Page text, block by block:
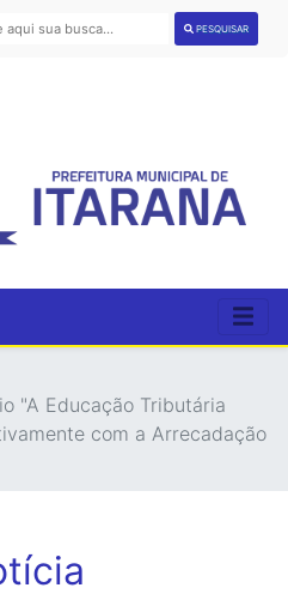
PESQUISAR
"A Educação Tributária
com a Arrecadação